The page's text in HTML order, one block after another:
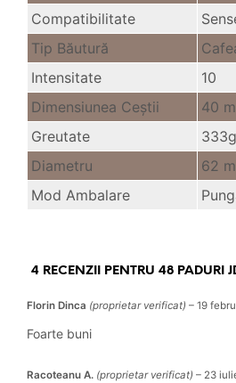
Compatibilitate
Tip Băutură
Intensitate
10
Dimensiunea Ceştii
40
Greutate
Diametru
62
Mod Ambalare
4 RECENZII PENTRU 48 PADURI
Florin Dinca (proprietar verificat) – 19
Foarte buni
Racoteanu A. (proprietar verificat) – 23